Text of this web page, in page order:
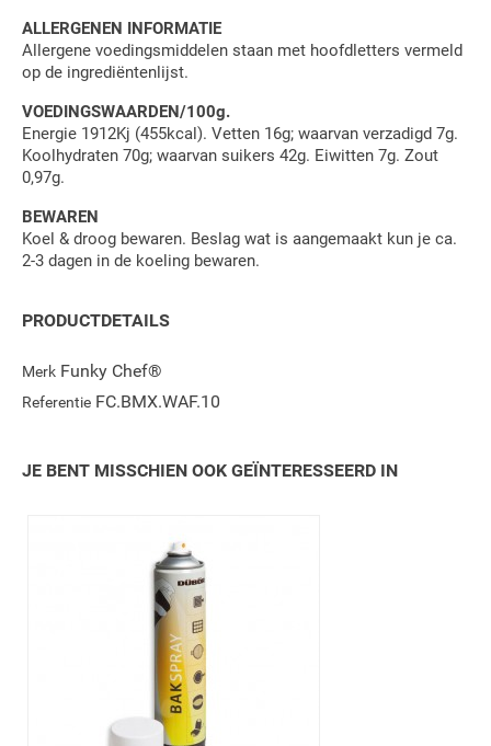
ALLERGENEN INFORMATIE
Allergene voedingsmiddelen staan met hoofdletters vermeld
op de ingrediëntenlijst.
VOEDINGSWAARDEN/100g.
Energie 1912Kj (455kcal). Vetten 16g; waarvan verzadigd 7g.
Koolhydraten 70g; waarvan suikers 42g. Eiwitten 7g. Zout
0,97g.
BEWAREN
Koel & droog bewaren. Beslag wat is aangemaakt kun je ca.
2-3 dagen in de koeling bewaren.
PRODUCTDETAILS
Merk Funky Chef®
Referentie FC.BMX.WAF.10
JE BENT MISSCHIEN OOK GEÏNTERESSEERD IN